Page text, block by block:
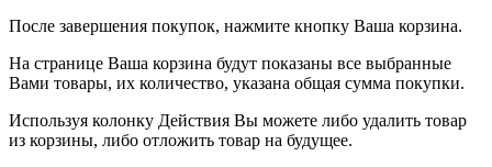
После завершения покупок, нажмите кнопку Ваша корзина.
На странице Ваша корзина будут показаны все выбранные
Вами товары, их количество, указана общая сумма покупки.
Используя колонку Действия Вы можете либо удалить товар
из корзины, либо отложить товар на будущее.